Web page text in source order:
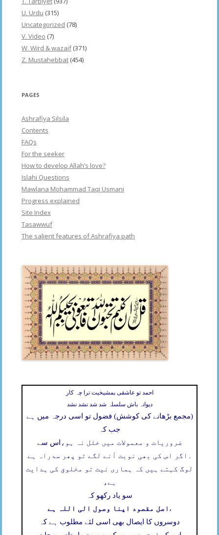
U. Urdu (315)
Uncategorized (78)
V. Video (7)
W. Wird & wazaif(371)
Z. Mustahebbat (454)
PAGES
Ashrafiya Silsila
Contents
FAQs
For the seeker
How to develop Allah’s love?
Islahi Questions
Mawlana Mohammad Taqi Usmani
Progress explained
Site Index
Tasawwuf
The salient features of Ashrafiya path
احمد تو عاشقی بمشیخیت ترا چہ کار
دیوانہ باش سلسلہ شد شد نشد نشد
(مجمع بڑھانے کی کوشش) فضول تو اسی درجہ میں ہے
جب کہ
اس سے ضروریات و معمولات میں خلل نہ ہو،
اگر اس کی بھی نوبت آنے لگے تو پھر سدراہ ہے
لوگ کہتے ہیں کہ ہماری نیت تو مخلوق کی ہدایت
ہے،
سو یاد رکھو کہ
اصل مقصود اپنا وصول الی اللہ ہے ،
دوسروں کا ایصال بھی اسی لئے مطلوب ہے کہ